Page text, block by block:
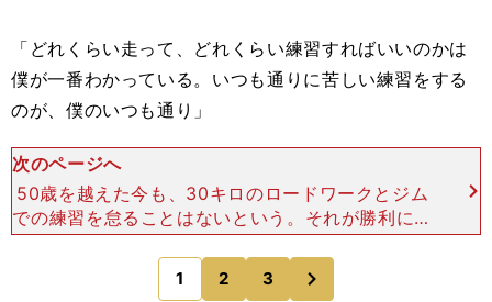
「どれくらい走って、どれくらい練習すればいいのかは
僕が一番わかっている。いつも通りに苦しい練習をする
のが、僕のいつも通り」
次のページへ
50歳を越えた今も、30キロのロードワークとジム
での練習を怠ることはないという。それが勝利に結
びつくのか。 試合開始のゴングが鳴る。 サウス
ポースタイルの松元の右ジャブで立嶋がバランスを
崩す。前に、前
1 2 3